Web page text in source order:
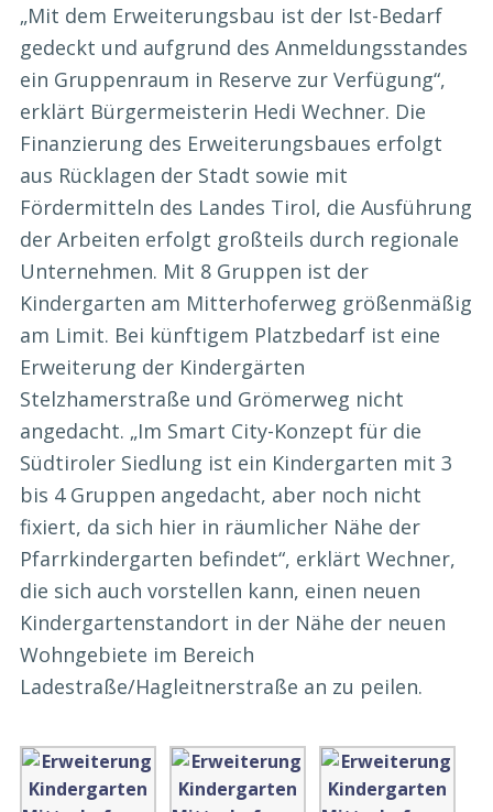
„Mit dem Erweiterungsbau ist der Ist-Bedarf
gedeckt und aufgrund des Anmeldungsstandes
ein Gruppenraum in Reserve zur Verfügung“,
erklärt Bürgermeisterin Hedi Wechner. Die
Finanzierung des Erweiterungsbaues erfolgt
aus Rücklagen der Stadt sowie mit
Fördermitteln des Landes Tirol, die Ausführung
der Arbeiten erfolgt großteils durch regionale
Unternehmen. Mit 8 Gruppen ist der
Kindergarten am Mitterhoferweg größenmäßig
am Limit. Bei künftigem Platzbedarf ist eine
Erweiterung der Kindergärten
Stelzhamerstraße und Grömerweg nicht
angedacht. „Im Smart City-Konzept für die
Südtiroler Siedlung ist ein Kindergarten mit 3
bis 4 Gruppen angedacht, aber noch nicht
fixiert, da sich hier in räumlicher Nähe der
Pfarrkindergarten befindet“, erklärt Wechner,
die sich auch vorstellen kann, einen neuen
Kindergartenstandort in der Nähe der neuen
Wohngebiete im Bereich
Ladestraße/Hagleitnerstraße an zu peilen.